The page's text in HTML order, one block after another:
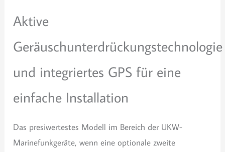
Aktive
Geräuschunterdrückungstechnologie
und integriertes GPS für eine
einfache Installation
Das presiwertestes Modell im Bereich der UKW-
Marinefunkgeräte, wenn eine optionale zweite